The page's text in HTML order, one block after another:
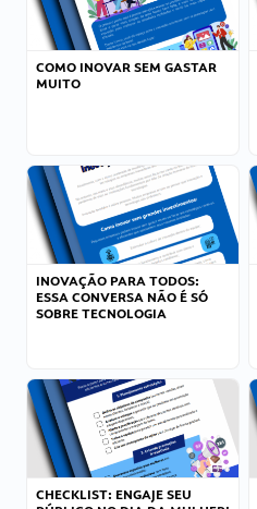
COMO INOVAR SEM GASTAR
MUITO
INOVAÇÃO PARA TODOS:
ESSA CONVERSA NÃO É SÓ
SOBRE TECNOLOGIA
CHECKLIST: ENGAJE SEU